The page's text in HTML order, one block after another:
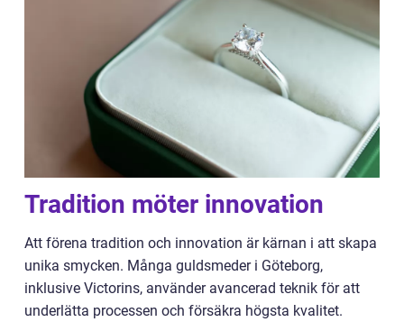
Tradition möter innovation
Att förena tradition och innovation är kärnan i att skapa
unika smycken. Många guldsmeder i Göteborg,
inklusive Victorins, använder avancerad teknik för att
underlätta processen och försäkra högsta kvalitet.